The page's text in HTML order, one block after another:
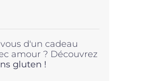
d'un cadeau
amour ? Découvrez
gluten !